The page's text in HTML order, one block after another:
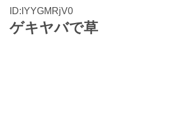
ID:IYYGMRjV0
ゲキヤバで草